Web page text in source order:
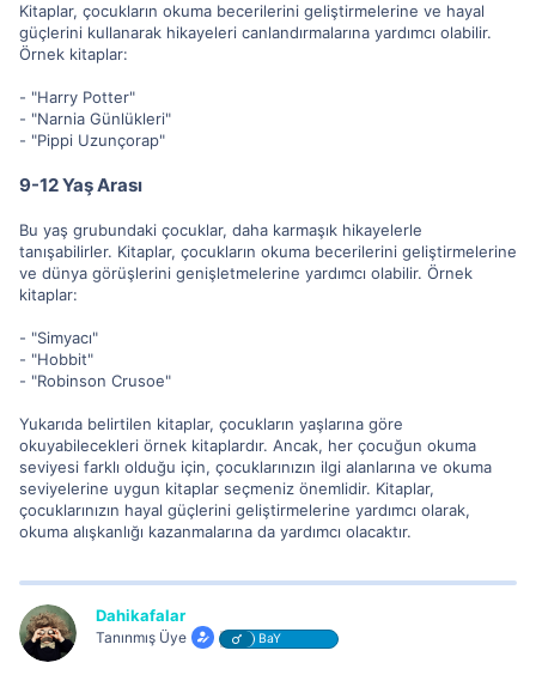
Kitaplar, çocukların okuma becerilerini geliştirmelerine ve hayal
güçlerini kullanarak hikayeleri canlandırmalarına yardımcı olabilir.
Örnek kitaplar:
- "Harry Potter"
- "Narnia Günlükleri"
- "Pippi Uzunçorap"
9-12 Yaş Arası
Bu yaş grubundaki çocuklar, daha karmaşık hikayelerle
tanışabilirler. Kitaplar, çocukların okuma becerilerini geliştirmelerine
ve dünya görüşlerini genişletmelerine yardımcı olabilir. Örnek
kitaplar:
- "Simyacı"
- "Hobbit"
- "Robinson Crusoe"
Yukarıda belirtilen kitaplar, çocukların yaşlarına göre
okuyabilecekleri örnek kitaplardır. Ancak, her çocuğun okuma
seviyesi farklı olduğu için, çocuklarınızın ilgi alanlarına ve okuma
seviyelerine uygun kitaplar seçmeniz önemlidir. Kitaplar,
çocuklarınızın hayal güçlerini geliştirmelerine yardımcı olarak,
okuma alışkanlığı kazanmalarına da yardımcı olacaktır.
Dahikafalar
Tanınmış Üye BaY